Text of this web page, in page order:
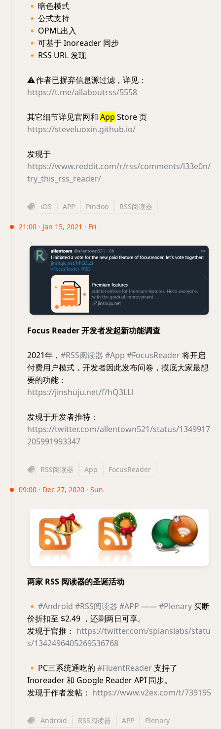
🔸 暗色模式
🔸 公式支持
🔸 OPML出入
🔸 可基于 Inoreader 同步
🔸 RSS URL 发现
⚠️作者已摒弃信息源过滤，详见：
https://t.me/allaboutrss/5558
其它细节详见官网和 App Store 页
https://steveluoxin.github.io/
发现于
https://www.reddit.com/r/rss/comments/l33e0n/
try_this_rss_reader/
iOS APP Pindoo RSS阅读器
21:00 · Jan 15, 2021 · Fri
Focus Reader 开发者发起新功能调查
2021年， #RSS阅读器 #App #FocusReader将开启
付费用户模式，开发者因此发布问卷，摸底大家最想
要的功能：
https://jinshuju.net/f/hQ3LLl
发现于开发者推特：
https://twitter.com/allentown521/status/1349917
205991993347
RSS阅读器 App FocusReader
09:00 · Dec 27, 2020 · Sun
两家 RSS 阅读器的圣诞活动
🔸 #Android #RSS阅读器 #APP ——#Plenary买断
价折扣至 $2.49 ，还剩两日可享。
发现于官推： https://twitter.com/spianslabs/statu
s/1342496405269536768
🔸 PC三系统通吃的 #FluentReader支持了
Inoreader 和 Google Reader API 同步。
发现于作者发帖： https://www.v2ex.com/t/739195
Android RSS阅读器 APP Plenary